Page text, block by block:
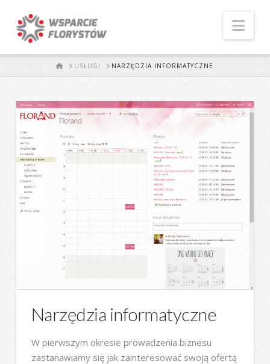
STARTUSŁUGI NARZĘDZIA INFORMATYCZNE
Narzędzia informatyczne
W pierwszym okresie prowadzenia biznesu
zastanawiamy się jak zainteresować swoją ofertą